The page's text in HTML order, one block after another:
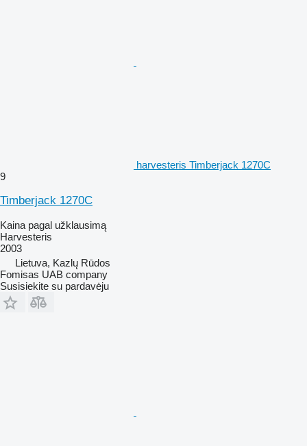
harvesteris Timberjack 1270C
9
Timberjack 1270C
Kaina pagal užklausimą
Harvesteris
2003
Lietuva, Kazlų Rūdos
Fomisas UAB company
Susisiekite su pardavėju